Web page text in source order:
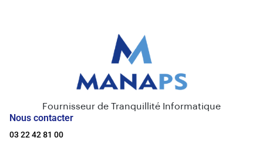
Fournisseur de Tranquillité Informatique
Nous contacter
03 22 42 81 00